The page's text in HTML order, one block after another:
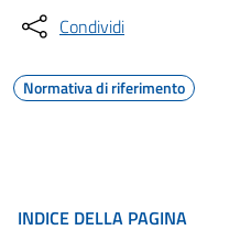
Condividi
Normativa di riferimento
INDICE DELLA PAGINA